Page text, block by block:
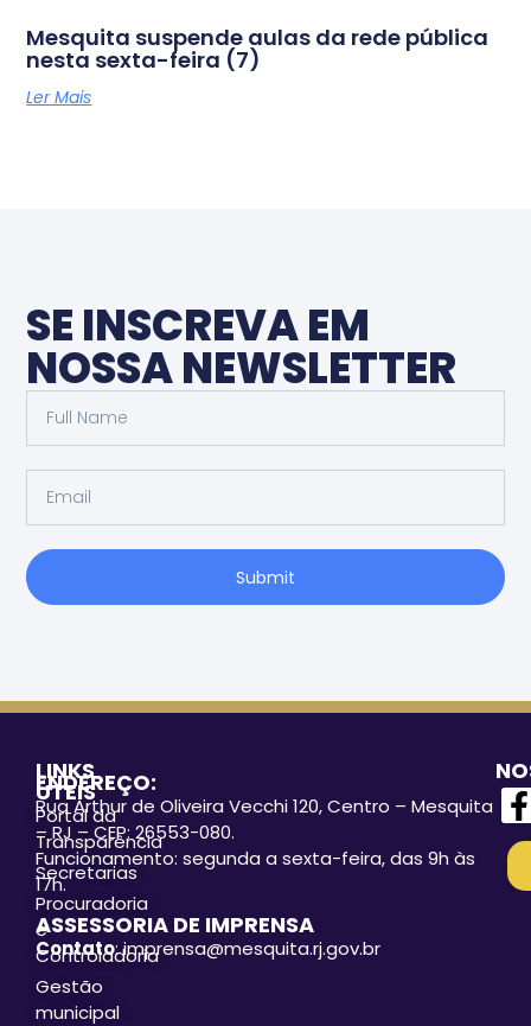
Mesquita suspende aulas da rede pública
nesta sexta-feira (7)
Ler Mais
SE INSCREVA EM
NOSSA NEWSLETTER
Submit
LINKS
ÚTEIS
Portal da
Transparência
Secretarias
Procuradoria
e
Controladoria
Gestão
municipal
ENDEREÇO:
Rua Arthur de Oliveira Vecchi 120, Centro – Mesquita
– RJ – CEP: 26553-080.
Funcionamento: segunda a sexta-feira, das 9h às
17h.
ASSESSORIA DE IMPRENSA
Contato: imprensa@mesquita.rj.gov.br